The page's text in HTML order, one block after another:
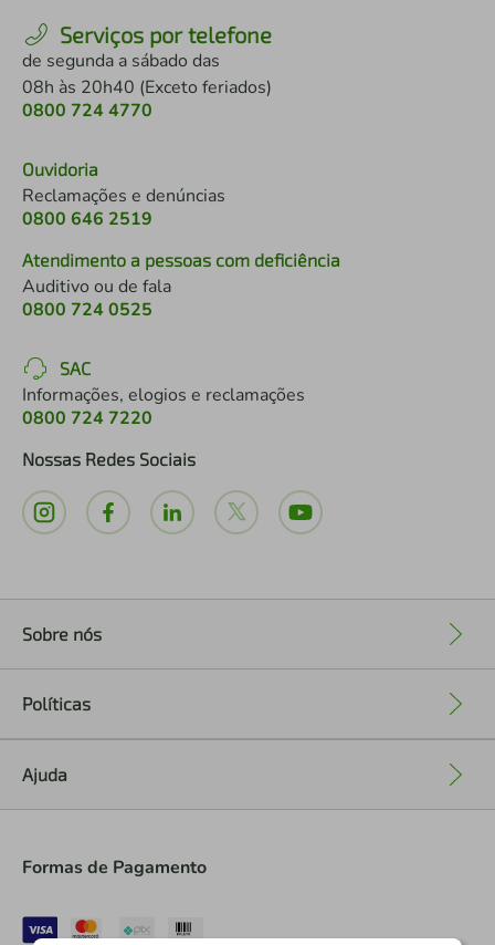
Serviços por telefone
de segunda a sábado das
08h às 20h40 (Exceto feriados)
0800 724 4770
Ouvidoria
Reclamações e denúncias
0800 646 2519
Atendimento a pessoas com deficiência
Auditivo ou de fala
0800 724 0525
SAC
Informações, elogios e reclamações
0800 724 7220
Nossas Redes Sociais
Sobre nós
Políticas
Ajuda
Formas de Pagamento